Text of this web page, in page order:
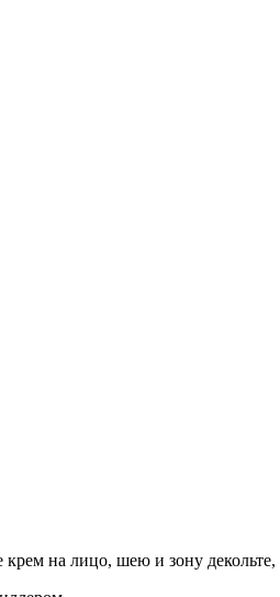
на лицо, шею и зону декольте,